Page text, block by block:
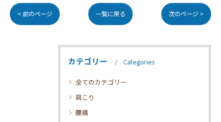
< 前のページ 一覧に戻る 次のページ >
カテゴリー Categories
全てのカテゴリー
肩こり
腰痛